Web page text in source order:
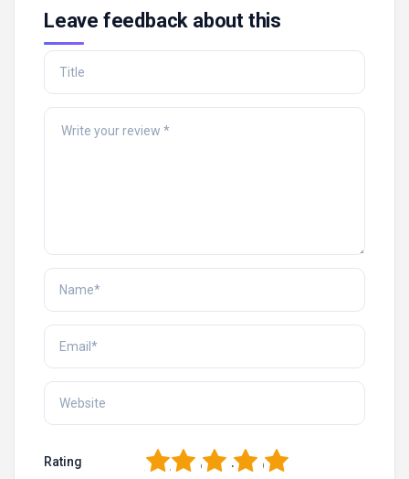
Leave feedback about this
Rating 5
4
3
2